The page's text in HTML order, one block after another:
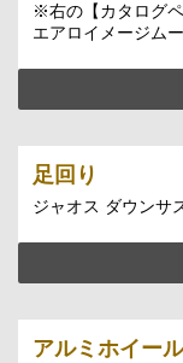
※右の【カタログ
エアロイメージム
足回り
ジャオス ダウンサ
アルミホイール